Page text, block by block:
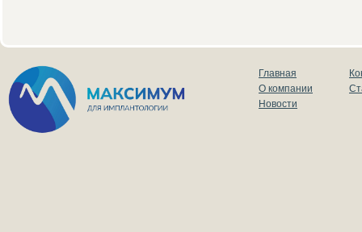
Главная
О компании
Новости